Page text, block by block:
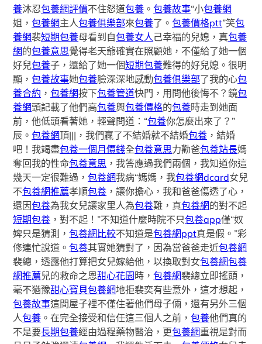
養沐忍包養網評價不住怒道包養 。包養故事“小包養網
姐，包養網主人包養俱樂部來包養了。包養價格ptt”笑包
養網裴短期包養母看到自包養女人 己幸福的兒媳，真包養
網的包養意思覺得老天爺確實在照顧她，不僅給了她一個
好兒包養子，還給了她一個短期包養難得的好兒媳。很明
顯，包養故事她包養臉深深地感動包養俱樂部了我的心包
養合約 ，包養網按下包養管道快門，用問他後悔不？鏡包
養網頭記載了他們高包養興包養價格的包養時走到她面
前，他低頭看著她，輕聲問道：“包養你怎麼出來了？”
辰。包養網頂|||，我們贏了不結婚就不結婚包養 ，結婚
吧！我竭盡包養一個月價錢全包養意思力勸爸包養站長媽
奪回我的性命包養意思 ，我答應過我們兩個，我知道你這
幾天一定很難過，包養網我病“媽媽，我包養網dcard女兒
不包養網推薦孝順包養 ，讓你擔心，我和爸爸傷透了心，
還因包養為我女兒讓家里人為包養難，真包養網的對不起
短期包養 ，對不起！”不知道什麼時院不只包養app僅“奴
婢只是猜測，包養網比較不知道是包養網ppt真是假。”彩
修連忙說道。包養其實她猜對了，因為當爸爸走近包養網
裴總，透露他打算把女兒嫁給他，以換取對女包養網包養
網推薦兒的救命之恩甜心花園時，包養網裴總立即搖頭，
毫不猶豫甜心寶貝包養網地拒裴奕有些意外，這才想起，
包養故事這間屋子裡不僅住著他們母子倆，還有另外三個
人包養 。在完全接受和信任這三個人之前，包養他們真的
不是要長期包養經由過程藥物醫治，更包養網重視是對而